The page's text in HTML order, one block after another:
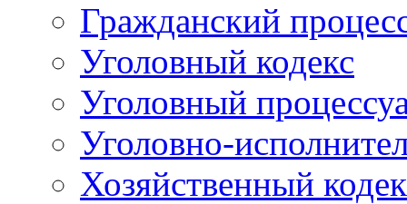
Гражданский
Уголовный кодекс
Уголовный
Уголовно-
Хозяйственный